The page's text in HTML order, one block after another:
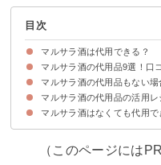
目次
マルサラ酒は代用できる？
マルサラ酒の代用品9選！口
①ブランデー
②ラム酒
③ポートワイン
④アマレット
⑤シェリー酒
⑥カルーア
⑦マデイラワイン
⑧アパッシメント
⑨赤ワイン
マルサラ酒の代用品もない
マルサラ酒が売ってる場所
マルサラ酒は通販でも購入
マルサラ酒の代用品の活用レ
①アマレットとカルーアを使
②ワインでも作れるハンバー
マルサラ酒はなくても代用で
（このページには